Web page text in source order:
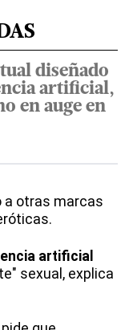
diseñado
artificial,
en auge en
a otras marcas
artificial
sexual, explica